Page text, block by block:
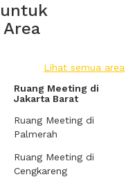
Lihat semua area
Ruang Meeting di
Jakarta Barat
Ruang Meeting di
Palmerah
Ruang Meeting di
Cengkareng